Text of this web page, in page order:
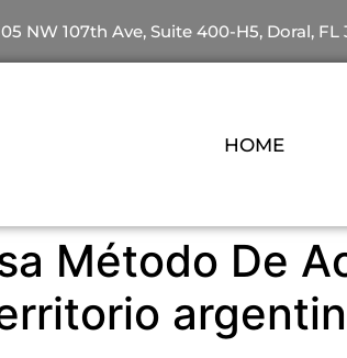
NW 107th Ave, Suite 400-H5, Doral, FL
HOME
Método De